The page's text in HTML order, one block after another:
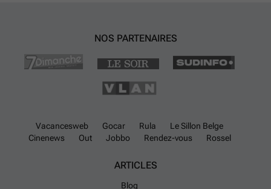
NOS PARTENAIRES
Vacancesweb Gocar Rula
Le Sillon Belge
Cinenews
Out Jobbo Rendez-vous Rossel
ARTICLES
Blog